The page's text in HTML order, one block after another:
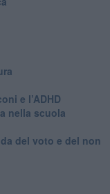
e l’ADHD
nella scuola
del voto e del non